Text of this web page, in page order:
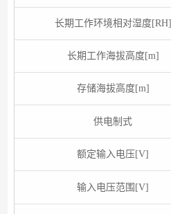
长期工作环境相对湿度[RH]
长期工作海拔高度[m]
存储海拔高度[m]
供电制式
额定输入电压[V]
输入电压范围[V]